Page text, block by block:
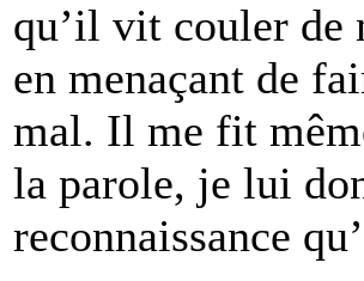
qu’il vit couler de
en menaçant de
mal. Il me fit
la parole, je lui
reconnaissance